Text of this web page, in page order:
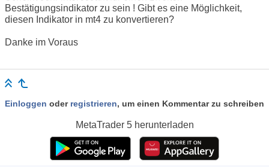
Bestätigungsindikator zu sein ! Gibt es eine Möglichkeit,
diesen Indikator in mt4 zu konvertieren?
Danke im Voraus
Einloggen oder registrieren, um einen Kommentar zu schreiben
MetaTrader 5herunterladen